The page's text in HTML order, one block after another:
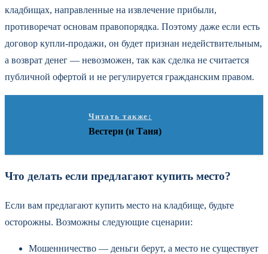
кладбищах, направленные на извлечение прибыли,
противоречат основам правопорядка. Поэтому даже если есть
договор купли-продажи, он будет признан недействительным,
а возврат денег — невозможен, так как сделка не считается
публичной офертой и не регулируется гражданским правом.
Читать также:
Вестерн (и Таня)
Что делать если предлагают купить место?
Если вам предлагают купить место на кладбище, будьте
осторожны. Возможны следующие сценарии:
Мошенничество — деньги берут, а место не существует